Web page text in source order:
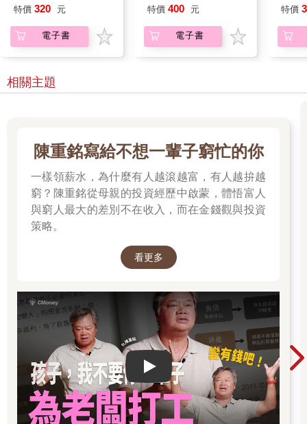
第一本書
特價 320 元
電子書
特價 400 元
電子書
特價
相關主題
陳重銘寫給不想一輩子窮忙的你
一樣領薪水，為什麼有人越滾越富，有人越拚越
窮？陳重銘從母親的投資經歷中啟蒙，體悟富人
與窮人最大的差別不在收入，而在金錢觀與投資
策略。
看更多
Play video